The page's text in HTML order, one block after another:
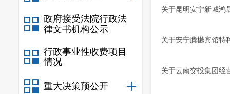
政府接受法院行政法
律文书机构公示
行政事业性收费项目
情况
重大决策预公开
关于昆明安宁新城鸿
关于安宁腾樾宾馆特
关于云南交投集团经